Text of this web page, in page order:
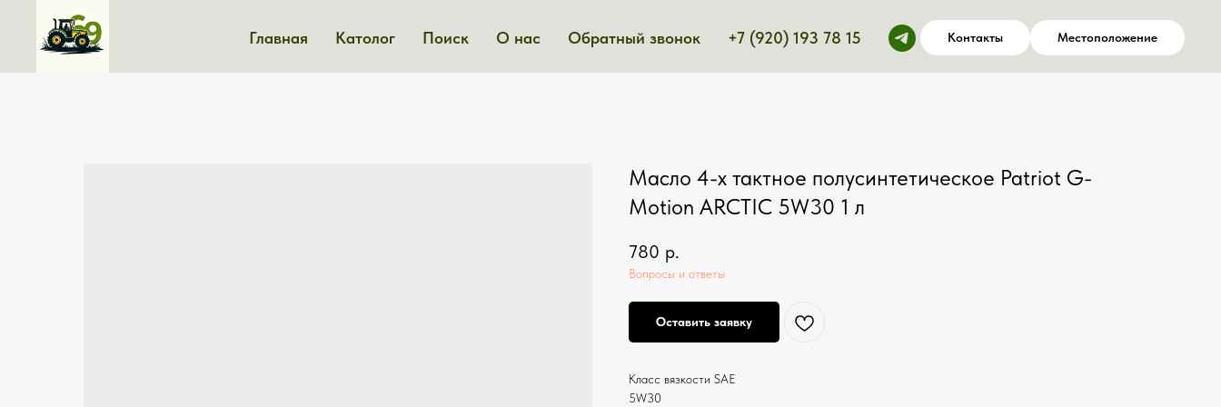
Главная Католог Поиск О нас Обратный звонок +7 (920) 193 78 15 Контакты Местоположение
Масло 4-х тактное полусинтетическое Patriot G-
Motion ARCTIC 5W30 1 л
780 р.
Вопросы и ответы
Оставить заявку
Класс вязкости SAE
5W30